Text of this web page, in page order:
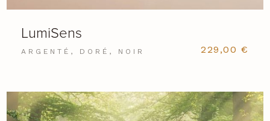
LumiSens
ARGENTÉ, DORÉ, NOIR 229,00€